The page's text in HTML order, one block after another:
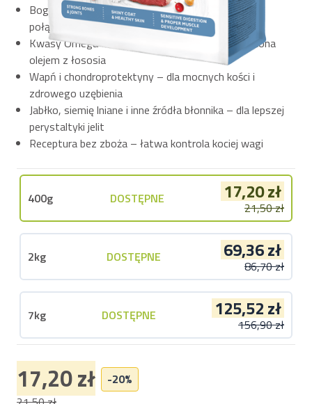
Bogate w białko mięso drobiowe – smakowite
połączenie kaczki i kurczaka
Kwasy Omega-3 i Omega-6 – formuła urozmaicona
olejem z łososia
Wapń i chondroprotektyny – dla mocnych kości i
zdrowego uzębienia
Jabłko, siemię lniane i inne źródła błonnika – dla lepszej
perystaltyki jelit
Receptura bez zboża – łatwa kontrola kociej wagi
400g DOSTĘPNE 17,20 zł
21,50 zł
2kg DOSTĘPNE 69,36 zł
86,70 zł
7kg DOSTĘPNE 125,52 zł
156,90 zł
17,20 zł
-20%